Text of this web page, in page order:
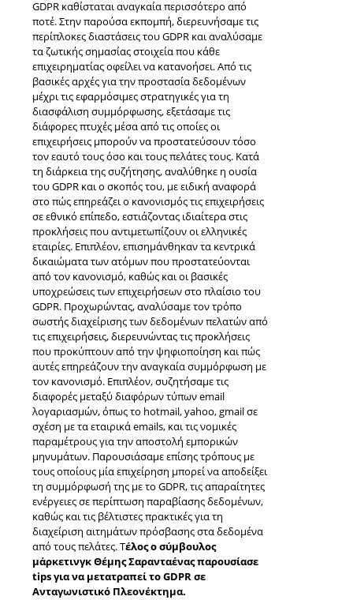
GDPR καθίσταται αναγκαία περισσότερο από
ποτέ. Στην παρούσα εκπομπή, διερευνήσαμε τις
περίπλοκες διαστάσεις του GDPR και αναλύσαμε
τα ζωτικής σημασίας στοιχεία που κάθε
επιχειρηματίας οφείλει να κατανοήσει. Από τις
βασικές αρχές για την προστασία δεδομένων
μέχρι τις εφαρμόσιμες στρατηγικές για τη
διασφάλιση συμμόρφωσης, εξετάσαμε τις
διάφορες πτυχές μέσα από τις οποίες οι
επιχειρήσεις μπορούν να προστατεύσουν τόσο
τον εαυτό τους όσο και τους πελάτες τους. Κατά
τη διάρκεια της συζήτησης, αναλύθηκε η ουσία
του GDPR και ο σκοπός του, με ειδική αναφορά
στο πώς επηρεάζει ο κανονισμός τις επιχειρήσεις
σε εθνικό επίπεδο, εστιάζοντας ιδιαίτερα στις
προκλήσεις που αντιμετωπίζουν οι ελληνικές
εταιρίες. Επιπλέον, επισημάνθηκαν τα κεντρικά
δικαιώματα των ατόμων που προστατεύονται
από τον κανονισμό, καθώς και οι βασικές
υποχρεώσεις των επιχειρήσεων στο πλαίσιο του
GDPR. Προχωρώντας, αναλύσαμε τον τρόπο
σωστής διαχείρισης των δεδομένων πελατών από
τις επιχειρήσεις, διερευνώντας τις προκλήσεις
που προκύπτουν από την ψηφιοποίηση και πώς
αυτές επηρεάζουν την αναγκαία συμμόρφωση με
τον κανονισμό. Επιπλέον, συζητήσαμε τις
διαφορές μεταξύ διαφόρων τύπων email
λογαριασμών, όπως το hotmail, yahoo, gmail σε
σχέση με τα εταιρικά emails, και τις νομικές
παραμέτρους για την αποστολή εμπορικών
μηνυμάτων. Παρουσιάσαμε επίσης τρόπους με
τους οποίους μία επιχείρηση μπορεί να αποδείξει
τη συμμόρφωσή της με το GDPR, τις απαραίτητες
ενέργειες σε περίπτωση παραβίασης δεδομένων,
καθώς και τις βέλτιστες πρακτικές για τη
διαχείριση αιτημάτων πρόσβασης στα δεδομένα
από τους πελάτες. Τέλος ο σύμβουλος
μάρκετινγκ Θέμης Σαρανταένας παρουσίασε
tips για να μετατραπεί το GDPR σε
Ανταγωνιστικό Πλεονέκτημα.